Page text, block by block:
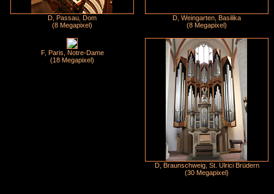
D, Passau, Dom
(8 Megapixel)
D, Weingarten, Basilika
(8 Megapixel)
F, Paris, Notre-Dame
(18 Megapixel)
D, Braunschweig, St. Ulrici Brüdern
(30 Megapixel)